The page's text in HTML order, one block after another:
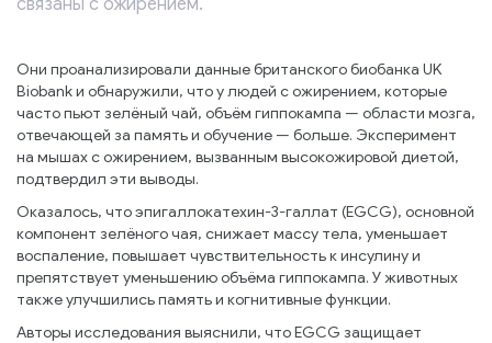
связаны с ожирением.
Они проанализировали данные британского биобанка UK
Biobank и обнаружили, что у людей с ожирением, которые
часто пьют зелёный чай, объём гиппокампа — области мозга,
отвечающей за память и обучение — больше. Эксперимент
на мышах с ожирением, вызванным высокожировой диетой,
подтвердил эти выводы.
Оказалось, что эпигаллокатехин-3-галлат (EGCG), основной
компонент зелёного чая, снижает массу тела, уменьшает
воспаление, повышает чувствительность к инсулину и
препятствует уменьшению объёма гиппокампа. У животных
также улучшились память и когнитивные функции.
Авторы исследования выяснили, что EGCG защищает